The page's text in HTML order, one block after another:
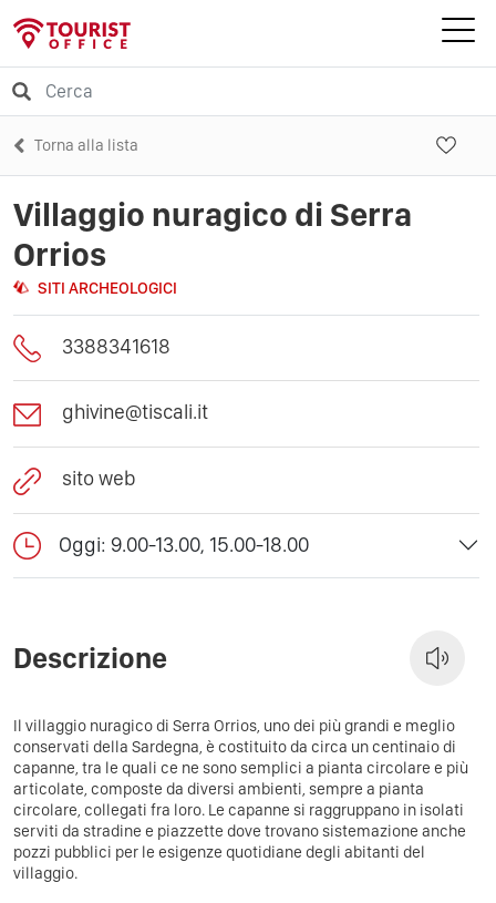
Torna alla lista
Villaggio nuragico di Serra
Orrios
SITI ARCHEOLOGICI
3388341618
ghivine@tiscali.it
sito web
Oggi: 9.00-13.00, 15.00-18.00
Descrizione
Il villaggio nuragico di Serra Orrios, uno dei più grandi e meglio
conservati della Sardegna, è costituito da circa un centinaio di
capanne, tra le quali ce ne sono semplici a pianta circolare e più
articolate, composte da diversi ambienti, sempre a pianta
circolare, collegati fra loro. Le capanne si raggruppano in isolati
serviti da stradine e piazzette dove trovano sistemazione anche
pozzi pubblici per le esigenze quotidiane degli abitanti del
villaggio.